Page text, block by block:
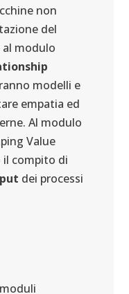
non
del
al modulo
modelli e
empatia ed
Al modulo
Value
il compito di
dei processi